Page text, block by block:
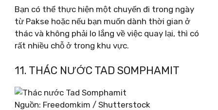
Bạn có thể thực hiện một chuyến đi trong ngày
từ Pakse hoặc nếu bạn muốn dành thời gian ở
thác và không phải lo lắng về việc quay lại, thì có
rất nhiều chỗ ở trong khu vực.
11. THÁC NƯỚC TAD SOMPHAMIT
Nguồn: Freedomkim / Shutterstock